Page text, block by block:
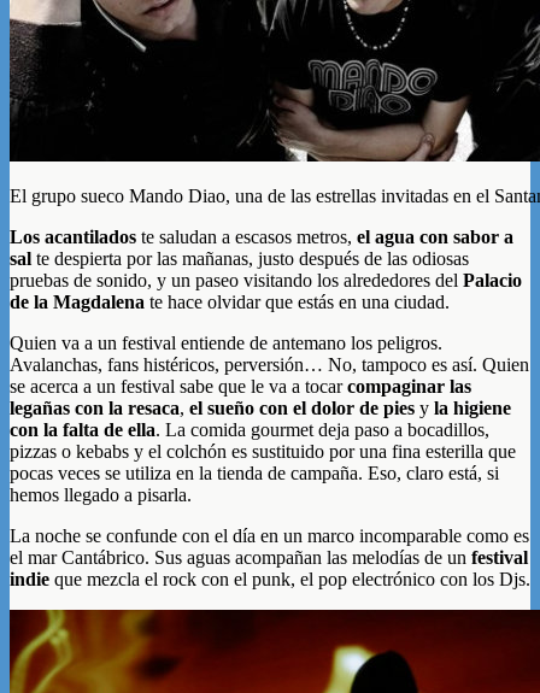
El grupo sueco Mando Diao, una de las estrellas invitadas en el
Los acantilados te saludan a escasos metros, el agua con sabor a
sal te despierta por las mañanas, justo después de las odiosas
pruebas de sonido, y un paseo visitando los alrededores del Palacio
de la Magdalena te hace olvidar que estás en una ciudad.
Quien va a un festival entiende de antemano los peligros.
Avalanchas, fans histéricos, perversión… No, tampoco es así. Quien
se acerca a un festival sabe que le va a tocarcompaginar las
legañas con la resaca, el sueño con el dolor de pies y la higiene
con la falta de ella. La comida gourmet deja paso a bocadillos,
pizzas o kebabs y el colchón es sustituido por una fina esterilla que
pocas veces se utiliza en la tienda de campaña. Eso, claro está, si
hemos llegado a pisarla.
La noche se confunde con el día en un marco incomparable como es
el mar Cantábrico. Sus aguas acompañan las melodías de un festival
indie que mezcla el rock con el punk, el pop electrónico con los Djs.